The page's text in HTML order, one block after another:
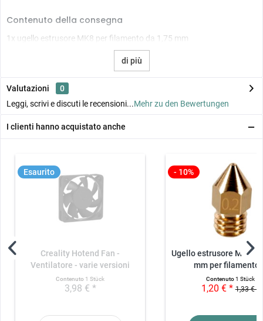
Contenuto della consegna
1x ugello estrusore MK8 per filamento da 1,75 mm
di più
Valutazioni
0
Leggi, scrivi e discuti le recensioni...Mehr zu den Bewertungen
I clienti hanno acquistato anche
Esaurito
Creality Hotend Fan -
Ventilatore - varie versioni
Contenuto 1 Stück
3,98 € *
- 10%
Ugello estrusore MK8
mm per
Contenuto1 Stück
1,20 € * 1,33 € *